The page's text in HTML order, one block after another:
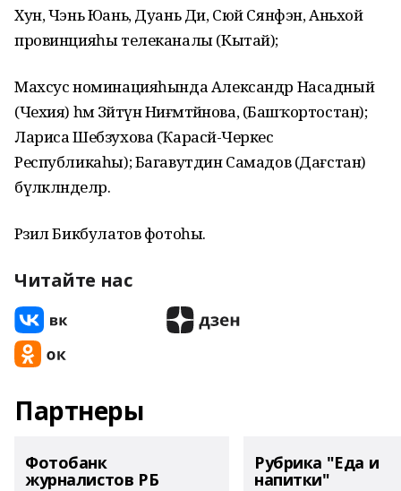
Хун, Чэнь Юань, Дуань Ди, Сюй Сянфэн, Аньхой
провинцияһы телеканалы (Кытай);
Махсус номинацияһында Александр Насадный
(Чехия) һәм Зәйтүнә Ниғмәтйәнова, (Башҡортостан);
Лариса Шебзухова (Ҡарасәй-Черкес
Республикаһы); Багавутдин Самадов (Дағстан)
бүләкләнделәр.
Рәзил Бикбулатов фотоһы.
Читайте нас
Партнеры
Фотобанк
журналистов РБ
Рубрика "Еда и
напитки"